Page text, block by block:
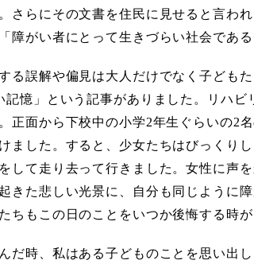
さらにその文書を住民に見せると言わ
障がい者にとって生きづらい社会であ
る誤解や偏見は大人だけでなく子ども
記憶」という記事がありました。リハ
正面から下校中の小学2年生ぐらいの2
ました。すると、少女たちはびっくり
して走り去って行きました。女性に声
きた悲しい光景に、自分も同じように
ちもこの日のことをいつか後悔する時
だ時、私はある子どものことを思い出